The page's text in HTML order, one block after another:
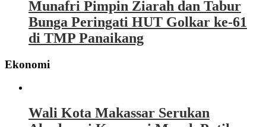
Munafri Pimpin Ziarah dan Tabur
Bunga Peringati HUT Golkar ke-61
di TMP Panaikang
Ekonomi
Wali Kota Makassar Serukan